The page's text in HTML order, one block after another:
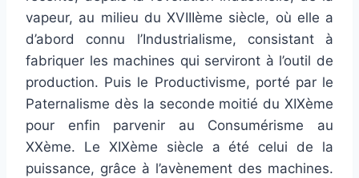
vapeur, au milieu du XVIIIème siècle, où elle a
d’abord connu l’Industrialisme, consistant à
fabriquer les machines qui serviront à l’outil de
production. Puis le Productivisme, porté par le
Paternalisme dès la seconde moitié du XIXème
pour enfin parvenir au Consumérisme au
XXème. Le XIXème siècle a été celui de la
puissance, grâce à l’avènement des machines.